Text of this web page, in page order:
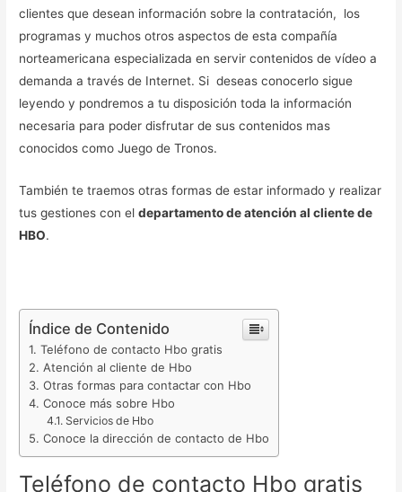
clientes que desean información sobre la contratación, los
programas y muchos otros aspectos de esta compañía
norteamericana especializada en servir contenidos de vídeo a
demanda a través de Internet. Si deseas conocerlo sigue
leyendo y pondremos a tu disposición toda la información
necesaria para poder disfrutar de sus contenidos mas
conocidos como Juego de Tronos.
También te traemos otras formas de estar informado y realizar
tus gestiones con eldepartamento de atención al cliente de
HBO.
Índice de Contenido
Teléfono de contacto Hbo gratis
Atención al cliente de Hbo
Otras formas para contactar con Hbo
Conoce más sobre Hbo
Servicios de Hbo
Conoce la dirección de contacto de Hbo
Teléfono de contacto Hbo gratis